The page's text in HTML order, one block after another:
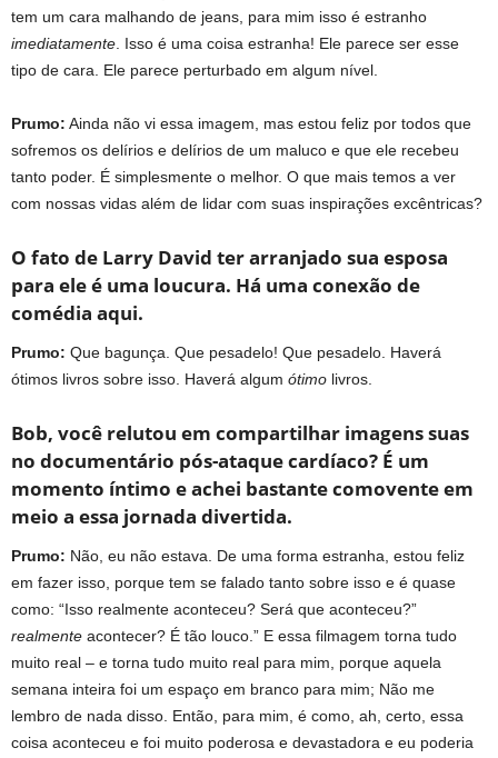
tem um cara malhando de jeans, para mim isso é estranho
imediatamente . Isso é uma coisa estranha! Ele parece ser esse
tipo de cara. Ele parece perturbado em algum nível.
Prumo: Ainda não vi essa imagem, mas estou feliz por todos que
sofremos os delírios e delírios de um maluco e que ele recebeu
tanto poder. É simplesmente o melhor. O que mais temos a ver
com nossas vidas além de lidar com suas inspirações excêntricas?
O fato de Larry David ter arranjado sua esposa
para ele é uma loucura. Há uma conexão de
comédia aqui.
Prumo: Que bagunça. Que pesadelo! Que pesadelo. Haverá
ótimos livros sobre isso. Haverá algum ótimo livros.
Bob, você relutou em compartilhar imagens suas
no documentário pós-ataque cardíaco? É um
momento íntimo e achei bastante comovente em
meio a essa jornada divertida.
Prumo: Não, eu não estava. De uma forma estranha, estou feliz
em fazer isso, porque tem se falado tanto sobre isso e é quase
como: “Isso realmente aconteceu? Será que aconteceu?”
realmente acontecer? É tão louco.” E essa filmagem torna tudo
muito real – e torna tudo muito real para mim, porque aquela
semana inteira foi um espaço em branco para mim; Não me
lembro de nada disso. Então, para mim, é como, ah, certo, essa
coisa aconteceu e foi muito poderosa e devastadora e eu poderia